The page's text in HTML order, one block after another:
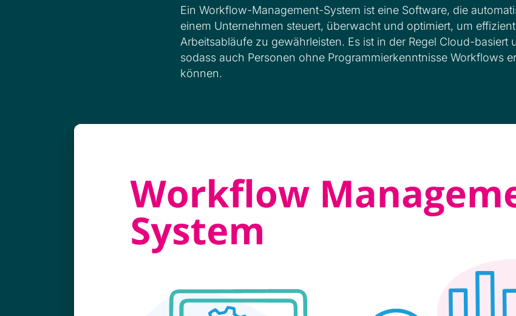
Ein Workflow-Management-System ist eine Software, die
einem Unternehmen steuert, überwacht und optimiert, um
Arbeitsabläufe zu gewährleisten. Es ist in der Regel Cloud-basiert
sodass auch Personen ohne Programmierkenntnisse Workflows
können.